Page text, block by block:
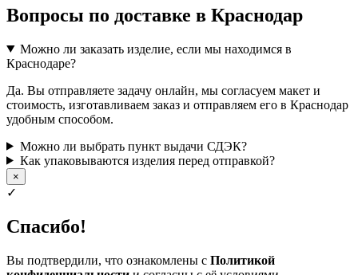
Вопросы по доставке в Краснодар
Можно ли заказать изделие, если мы находимся в
Краснодаре?
Да. Вы отправляете задачу онлайн, мы согласуем макет и
стоимость, изготавливаем заказ и отправляем его в Краснодар
удобным способом.
Можно ли выбрать пункт выдачи СДЭК?
Как упаковываются изделия перед отправкой?
×
✓
Спасибо!
Вы подтвердили, что ознакомлены с Политикой